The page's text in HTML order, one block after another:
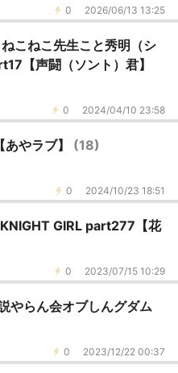
0 2026/06/13 13:25
ねこねこ先生こと秀明（シ
【声闘（ソント）君】
0 2024/04/10 23:58
やラブ】 (18)
0 2024/10/23 18:51
GIRL part277【花
0 2023/07/15 10:29
やらん会オブしんグダム
0 2023/12/22 00:37